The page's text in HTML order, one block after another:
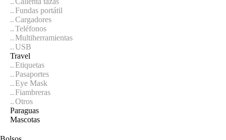
Fundas portátil
Cargadores
Teléfonos
Multiherramientas
USB
Travel
Etiquetas
Pasaportes
Eye Mask
Fiambreras
Otros
Paraguas
Mascotas